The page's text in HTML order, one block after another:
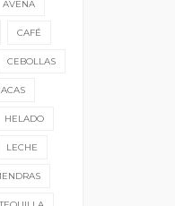
AVENA
CAFÉ
CEBOLLAS
HELADO
LECHE